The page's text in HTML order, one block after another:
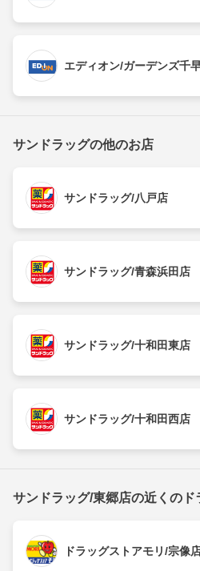
エディオン/ガーデンズ千
サンドラッグの他のお店
サンドラッグ/八戸店
サンドラッグ/青森浜田店
サンドラッグ/十和田東店
サンドラッグ/十和田西店
サンドラッグ/東郷店の近くのド
ドラッグストアモリ/宗像